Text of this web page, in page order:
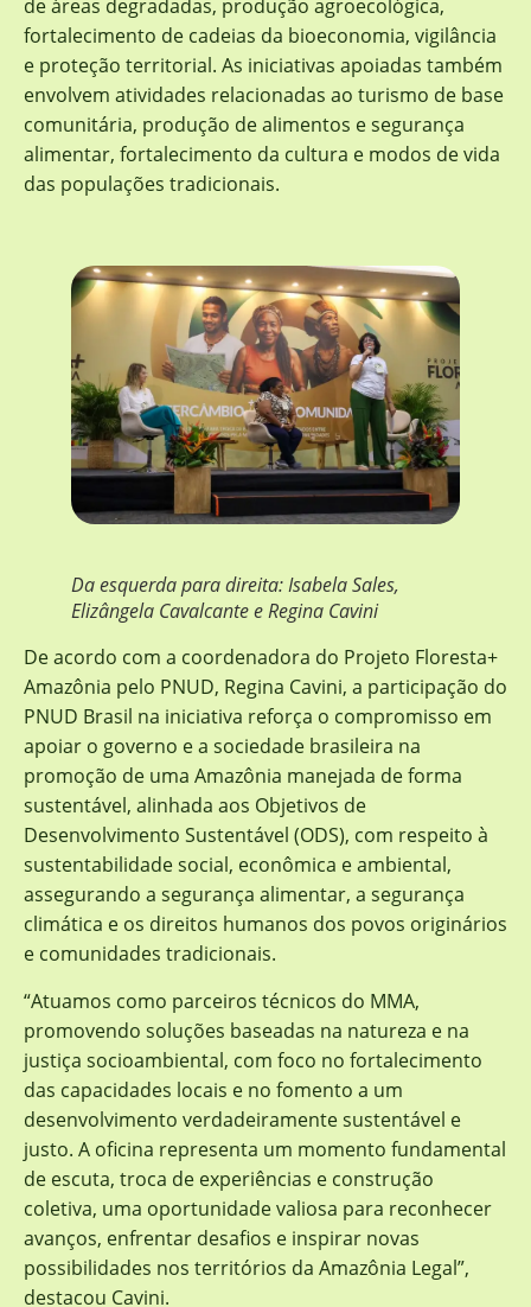
de áreas degradadas, produção agroecológica,
fortalecimento de cadeias da bioeconomia, vigilância
e proteção territorial. As iniciativas apoiadas também
envolvem atividades relacionadas ao turismo de base
comunitária, produção de alimentos e segurança
alimentar, fortalecimento da cultura e modos de vida
das populações tradicionais.
Da esquerda para direita: Isabela Sales,
Elizângela Cavalcante e Regina Cavini
De acordo com a coordenadora do Projeto Floresta+
Amazônia pelo PNUD, Regina Cavini, a participação do
PNUD Brasil na iniciativa reforça o compromisso em
apoiar o governo e a sociedade brasileira na
promoção de uma Amazônia manejada de forma
sustentável, alinhada aos Objetivos de
Desenvolvimento Sustentável (ODS), com respeito à
sustentabilidade social, econômica e ambiental,
assegurando a segurança alimentar, a segurança
climática e os direitos humanos dos povos originários
e comunidades tradicionais.
“Atuamos como parceiros técnicos do MMA,
promovendo soluções baseadas na natureza e na
justiça socioambiental, com foco no fortalecimento
das capacidades locais e no fomento a um
desenvolvimento verdadeiramente sustentável e
justo. A oficina representa um momento fundamental
de escuta, troca de experiências e construção
coletiva, uma oportunidade valiosa para reconhecer
avanços, enfrentar desafios e inspirar novas
possibilidades nos territórios da Amazônia Legal”,
destacou Cavini.